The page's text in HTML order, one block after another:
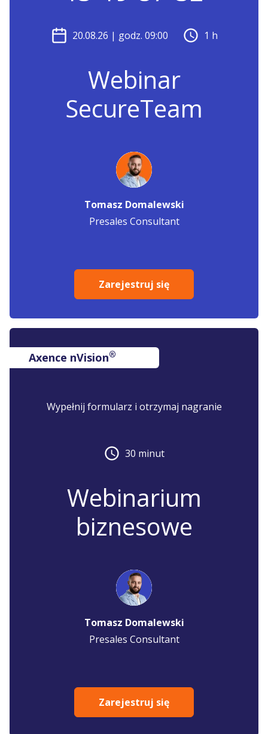
20.08.26 | godz. 09:00 1 h
Webinar
SecureTeam
Tomasz Domalewski
Presales Consultant
Zarejestruj się
Axence nVision®
Wypełnij formularz i otrzymaj nagranie
30 minut
Webinarium
biznesowe
Tomasz Domalewski
Presales Consultant
Zarejestruj się